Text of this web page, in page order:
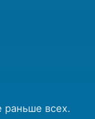
раньше всех.